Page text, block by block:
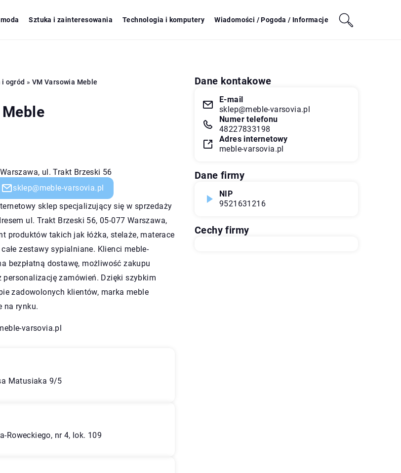
Sztuka i zainteresowania Technologia i komputery Wiadomości / Pogoda / Informacje
i ogród » VM Varsowia Meble
ul. Trakt Brzeski 56
sklep@meble-varsovia.pl
sklep specjalizujący się w sprzedaży
ul. Trakt Brzeski 56, 05-077 Warszawa,
produktów takich jak łóżka, stelaże, materace
zestawy sypialniane. Klienci meble-
bezpłatną dostawę, możliwość zakupu
personalizację zamówień. Dzięki szybkim
zadowolonych klientów, marka meble
na rynku.
varsovia.pl
Matusiaka 9/5
Roweckiego, nr 4, lok. 109
Dane kontakowe
E-mail
sklep@meble-varsovia.pl
Numer telefonu
48227833198
Adres internetowy
meble-varsovia.pl
Dane firmy
NIP
9521631216
Cechy firmy